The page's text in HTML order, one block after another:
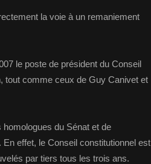
la voie à un remaniement
le poste de président du Conseil
tout comme ceux de Guy Canivet et
du Sénat et de
effet, le Conseil constitutionnel est
par tiers tous les trois ans.